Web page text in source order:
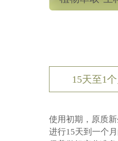
使用初期，原质
进行15天到一个
15天至1个